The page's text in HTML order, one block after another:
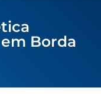
Borda